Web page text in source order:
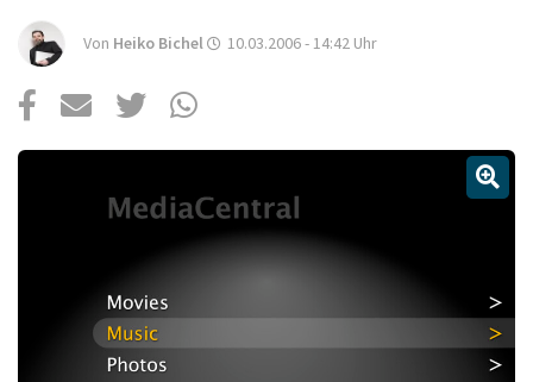
Tests
Tipps
Magazine
Von Heiko Bichel 10.03.2006 - 14:42 Uhr